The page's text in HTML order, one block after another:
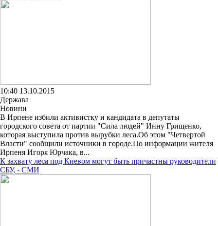
10:40 13.10.2015
Держава
Новини
В Ирпене избили активистку и кандидата в депутаты
городского совета от партии "Сила людей" Инну Грищенко,
которая выступила против вырубки леса.Об этом "Четвертой
Власти" сообщили источники в городе.По информации жителя
Ирпеня Игоря Юрчака, в...
К захвату леса под Киевом могут быть причастны руководители
СБУ, - СМИ